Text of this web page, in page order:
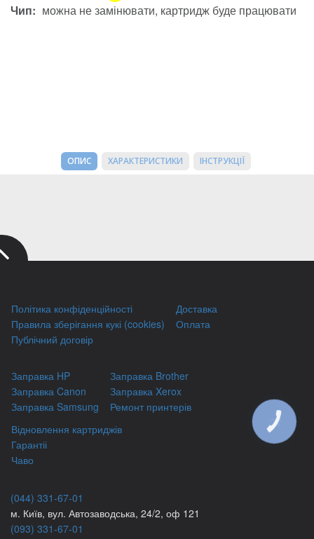
Чип: можна не замінювати, картридж буде працювати
ОПИС ХАРАКТЕРИСТИКИ ІНСТРУКЦІЇ
Політика конфіденційності
Правила зберігання кукі (cookies)
Публічний договір
Доставка
Оплата
Заправка HP
Заправка Canon
Заправка Samsung
Заправка Brother
Заправка Xerox
Ремонт принтерів
Відновлення картриджів
Гарантіі
Чаво
(044) 331-67-01
м. Київ, вул. Автозаводська, 24/2, оф 121
(093) 331-67-01
КНОПКА
ЗВ'ЯЗКУ